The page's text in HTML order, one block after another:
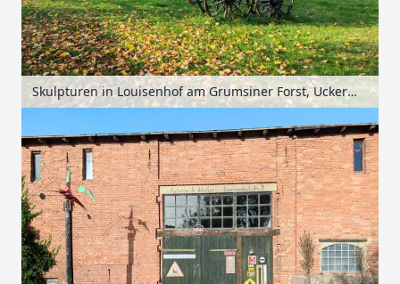
Skulpturen in Louisenhof am Grumsiner Forst, Uckermark, Brandenburg, Deutschland